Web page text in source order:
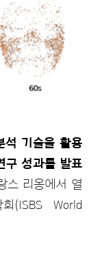
석 기술을 활용
구 성과를 발표
스 리옹에서 열
(ISBS World